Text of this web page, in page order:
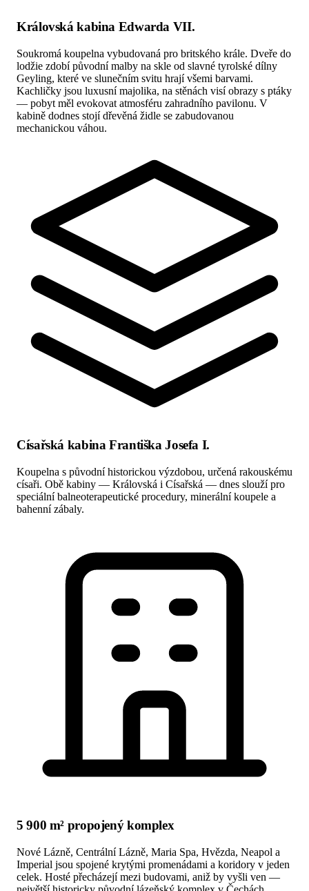
Královská kabina Edwarda VII.
Soukromá koupelna vybudovaná pro britského krále. Dveře do
lodžie zdobí původní malby na skle od slavné tyrolské dílny
Geyling, které ve slunečním svitu hrají všemi barvami.
Kachličky jsou luxusní majolika, na stěnách visí obrazy s ptáky
— pobyt měl evokovat atmosféru zahradního pavilonu. V
kabině dodnes stojí dřevěná židle se zabudovanou
mechanickou váhou.
Císařská kabina Františka Josefa I.
Koupelna s původní historickou výzdobou, určená rakouskému
císaři. Obě kabiny — Královská i Císařská — dnes slouží pro
speciální balneoterapeutické procedury, minerální koupele a
bahenní zábaly.
5 900 m² propojený komplex
Nové Lázně, Centrální Lázně, Maria Spa, Hvězda, Neapol a
Imperial jsou spojené krytými promenádami a koridory v jeden
celek. Hosté přecházejí mezi budovami, aniž by vyšli ven —